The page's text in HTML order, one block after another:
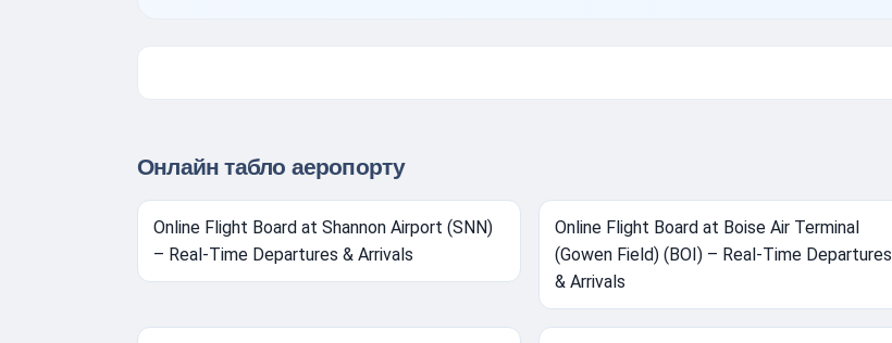
Онлайн табло аеропорту
Online Flight Board at Shannon Airport (SNN)
– Real-Time Departures & Arrivals
Online Flight Board at Boise Air Terminal
(Gowen Field) (BOI) – Real-Time Departures
& Arrivals